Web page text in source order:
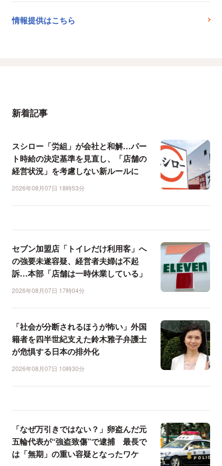
情報提供はこちら
新着記事
スシロー「労組」が会社と和解…パー
ト時給の決定基準を見直し、「店舗の
経営状況」を考慮しない新ルールに
2026年08月07日 18時53分
セブン加盟店「トイレだけ利用客」へ
の強要未遂容疑、経営者夫婦は不起
訴…本部「店舗は一時休業している」
2026年08月07日 17時04分
「社会が分断されるほうが怖い」外国
籍者を四半世紀支えた鈴木雅子弁護士
が危惧する日本の排外化
2026年08月07日 10時30分
「なぜ万引きではない？」卵盗んだ元
五輪代表が“強盗致傷”で逮捕 最長で
は「無期」の重い容疑となったワケ